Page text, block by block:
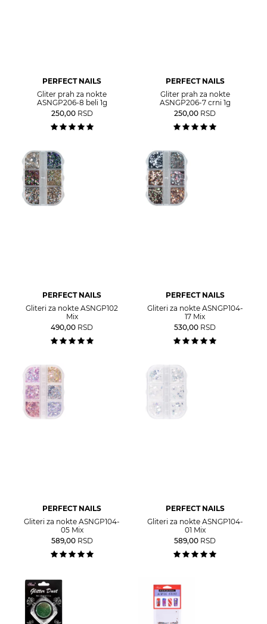
PERFECT NAILS
Gliter prah za nokte
ASNGP206-8 beli 1g
250,00 RSD
PERFECT NAILS
Gliter prah za nokte
ASNGP206-7 crni 1g
250,00 RSD
PERFECT NAILS
Gliteri za nokte ASNGP102
Mix
490,00 RSD
PERFECT NAILS
Gliteri za nokte ASNGP104-
17 Mix
530,00 RSD
PERFECT NAILS
Gliteri za nokte ASNGP104-
05 Mix
589,00 RSD
PERFECT NAILS
Gliteri za nokte ASNGP104-
01 Mix
589,00 RSD